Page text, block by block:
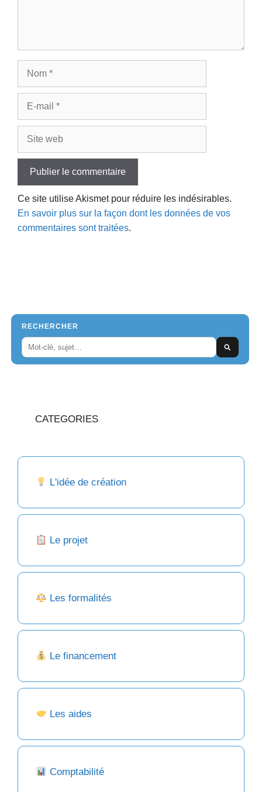
Ce site utilise Akismet pour réduire les indésirables.
En savoir plus sur la façon dont les données de vos
commentaires sont traitées.
RECHERCHER
CATEGORIES
L'idée de création
Le projet
Les formalités
Le financement
Les aides
Comptabilité